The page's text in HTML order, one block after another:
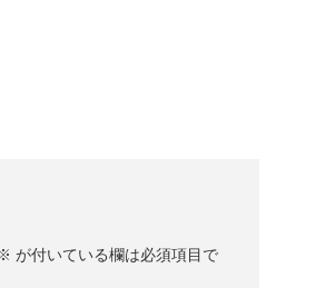
が付いている欄は必須項目で